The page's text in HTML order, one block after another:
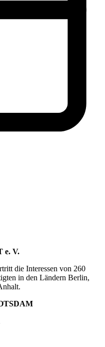
e. V.
die Interessen von 260
in den Ländern Berlin,